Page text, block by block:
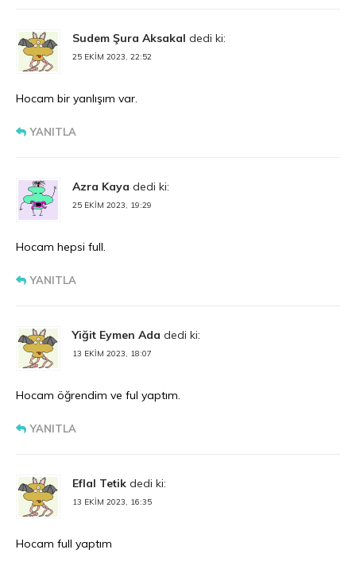
Sudem Şura Aksakal dedi ki:
25 EKIM 2023, 22:52
Hocam bir yanlışım var.
YANITLA
Azra Kaya dedi ki:
25 EKIM 2023, 19:29
Hocam hepsi full.
YANITLA
Yiğit Eymen Ada dedi ki:
13 EKIM 2023, 18:07
Hocam öğrendim ve ful yaptım.
YANITLA
Eflal Tetik dedi ki:
13 EKIM 2023, 16:35
Hocam full yaptım